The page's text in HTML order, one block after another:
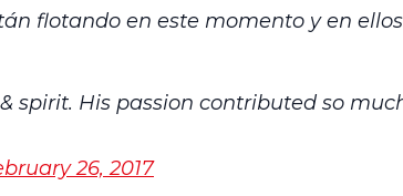
flotando en este momento y en
spirit. His passion contributed so
26, 2017